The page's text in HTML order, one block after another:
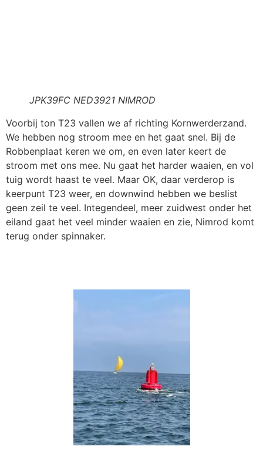
JPK39FC NED3921 NIMROD
Voorbij ton T23 vallen we af richting Kornwerderzand.
We hebben nog stroom mee en het gaat snel. Bij de
Robbenplaat keren we om, en even later keert de
stroom met ons mee. Nu gaat het harder waaien, en vol
tuig wordt haast te veel. Maar OK, daar verderop is
keerpunt T23 weer, en downwind hebben we beslist
geen zeil te veel. Integendeel, meer zuidwest onder het
eiland gaat het veel minder waaien en zie, Nimrod komt
terug onder spinnaker.